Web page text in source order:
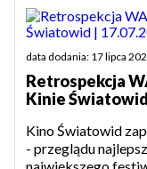
data dodania: 17 lipca
Retrospekcja
Kinie
Kino Światowid
- przeglądu